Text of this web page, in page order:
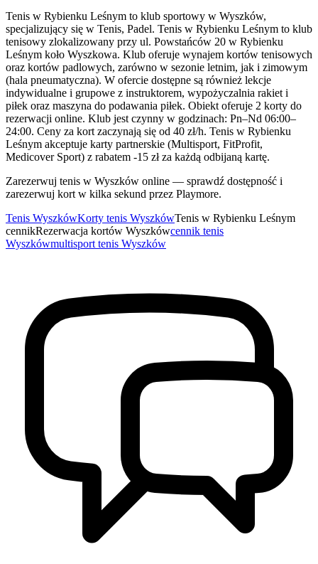
Tenis w Rybienku Leśnym to klub sportowy w Wyszków,
specjalizujący się w Tenis, Padel. Tenis w Rybienku Leśnym to klub
tenisowy zlokalizowany przy ul. Powstańców 20 w Rybienku
Leśnym koło Wyszkowa. Klub oferuje wynajem kortów tenisowych
oraz kortów padlowych, zarówno w sezonie letnim, jak i zimowym
(hala pneumatyczna). W ofercie dostępne są również lekcje
indywidualne i grupowe z instruktorem, wypożyczalnia rakiet i
piłek oraz maszyna do podawania piłek. Obiekt oferuje 2 korty do
rezerwacji online. Klub jest czynny w godzinach: Pn–Nd 06:00–
24:00. Ceny za kort zaczynają się od 40 zł/h. Tenis w Rybienku
Leśnym akceptuje karty partnerskie (Multisport, FitProfit,
Medicover Sport) z rabatem -15 zł za każdą odbijaną kartę.
Zarezerwuj tenis w Wyszków online — sprawdź dostępność i
zarezerwuj kort w kilka sekund przez Playmore.
Tenis WyszkówKorty tenis WyszkówTenis w Rybienku Leśnym
cennikRezerwacja kortów Wyszkówcennik tenis
Wyszkówmultisport tenis Wyszków